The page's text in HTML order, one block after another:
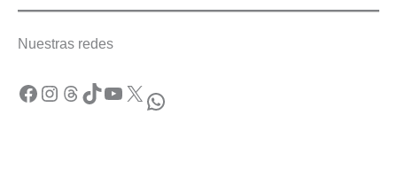
Nuestras redes
Facebook Instagram Threads TikTok YouTube X WhatsApp